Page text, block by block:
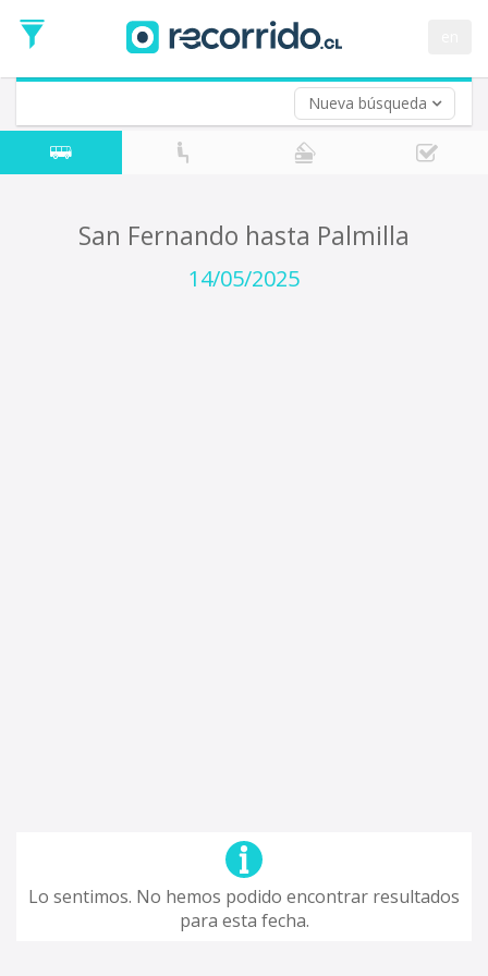
Nueva búsqueda
de
Ida
Vuelta (opcional)
Fecha
de
San Fernando hasta Palmilla
14/05/2025
Lo sentimos. No hemos podido encontrar resultados
para esta fecha.